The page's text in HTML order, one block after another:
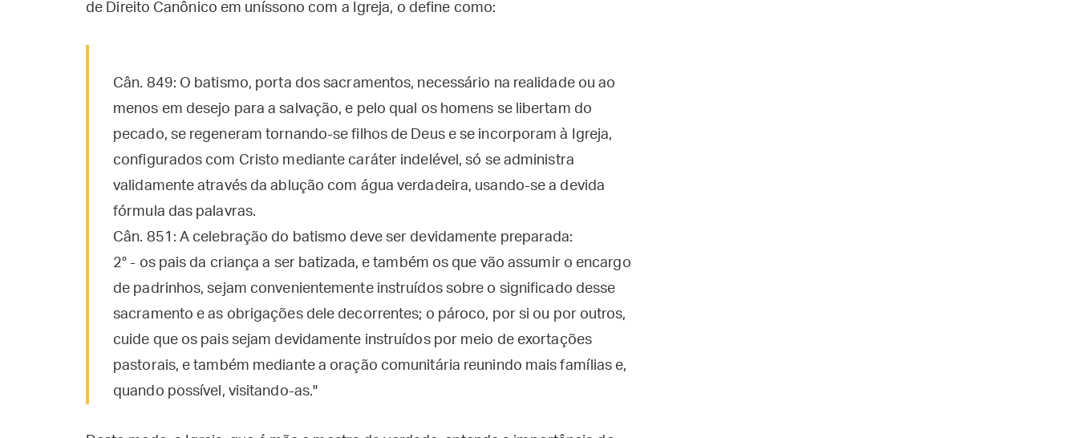
de Direito Canônico em uníssono com a Igreja, o define como:
Cân. 849: O batismo, porta dos sacramentos, necessário na realidade ou ao
menos em desejo para a salvação, e pelo qual os homens se libertam do
pecado, se regeneram tornando-se filhos de Deus e se incorporam à Igreja,
configurados com Cristo mediante caráter indelével, só se administra
validamente através da ablução com água verdadeira, usando-se a devida
fórmula das palavras.
Cân. 851: A celebração do batismo deve ser devidamente preparada:
2° - os pais da criança a ser batizada, e também os que vão assumir o encargo
de padrinhos, sejam convenientemente instruídos sobre o significado desse
sacramento e as obrigações dele decorrentes; o pároco, por si ou por outros,
cuide que os pais sejam devidamente instruídos por meio de exortações
pastorais, e também mediante a oração comunitária reunindo mais famílias e,
quando possível, visitando-as."